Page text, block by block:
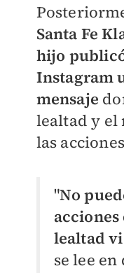
Santa Fe
hijo
Instagram
mensaje
lealtad y
las
"No
lealtad
se lee